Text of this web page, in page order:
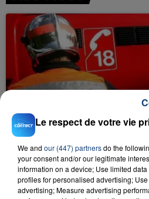
INCENDIE MORTEL À
SON BÉBÉ ENTRE LA VIE
Un homme s'est immolé
aspergé sa compagne et
d'un liquide inflammable.
Le respect de votre vie
We and our (447) partnersdo the
your consent and/or our legitimate
information on a device; Use limited
profiles for personalised advertising;
advertising; Measure advertising